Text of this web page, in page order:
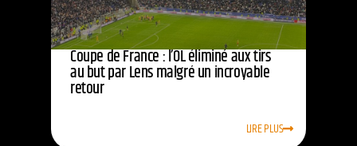
Coupe de France : l’OL éliminé aux tirs
au but par Lens malgré un incroyable
retour
LIRE PLUS